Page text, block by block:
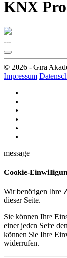
KNX
---
© 2026 - Gira
Impressum
message
Cookie-
Wir benötigen Ihre
dieser Seite.
Sie können Ihre
einer jeden Seite
können Sie Ihre
widerrufen.